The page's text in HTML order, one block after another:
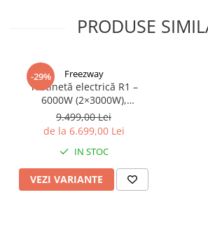
PRODUSE
-29% Freezway
Trotinetă electrică R1 –
6000W (2×3000W),
autonomie 100 km, viteză
90 km/h, suspensie dublă,
frâne hidraulice
9.499,00 Lei
de la 6.699,00 Lei
IN STOC
VEZI VARIANTE